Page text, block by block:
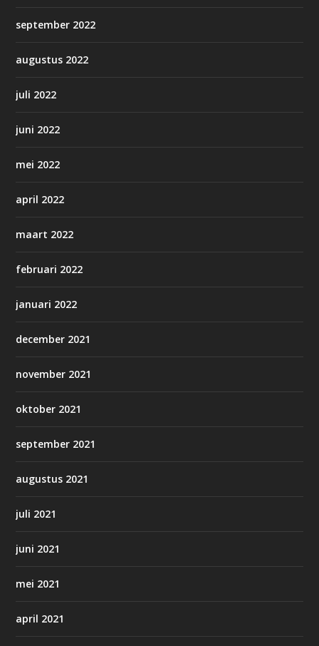
september 2022
augustus 2022
juli 2022
juni 2022
mei 2022
april 2022
maart 2022
februari 2022
januari 2022
december 2021
november 2021
oktober 2021
september 2021
augustus 2021
juli 2021
juni 2021
mei 2021
april 2021